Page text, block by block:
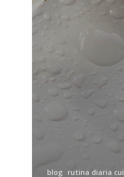
blog rutina diaria